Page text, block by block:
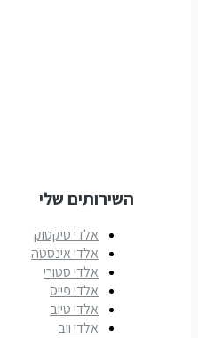
השירותים שלי
אלדי טיקטוק
אלדי אינסטה
אלדי סטורי
אלדי פייס
אלדי טיוב
אלדי ווב